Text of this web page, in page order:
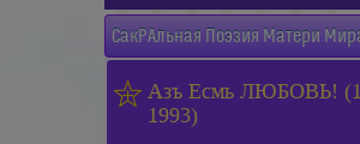
СакРАльная Поэзия Матери
Азъ Есмь ЛЮБОВЬ!
1993)